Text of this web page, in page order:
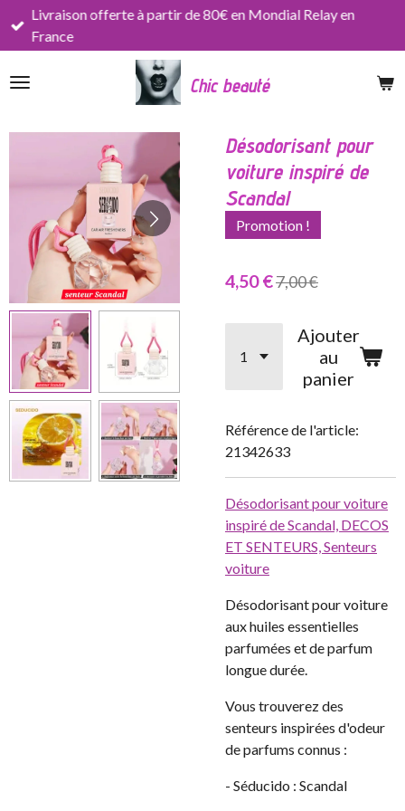
Passer
principal
Chic beauté
Livraison offerte à partir de 80€ en Mondial Relay en
France
Désodorisant pour
voiture inspiré de
Scandal
Promotion !
4,50 €7,00 €
Ajouter
au
panier
Référence de l'article:
21342633
Désodorisant pour voiture
inspiré de Scandal, DECOS
ET SENTEURS,Senteurs
voiture
Désodorisant pour voiture
aux huiles essentielles
parfumées et de parfum
longue durée.
Vous trouverez des
senteurs inspirées d'odeur
de parfums connus :
- Séducido : Scandal